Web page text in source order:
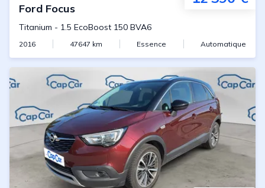
Ford Focus
Titanium - 1.5 EcoBoost 150 BVA6
2016 47647 km Essence Automatique